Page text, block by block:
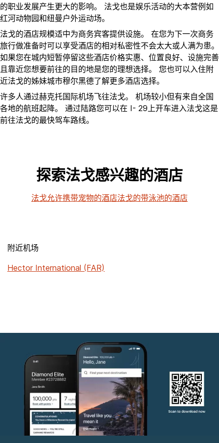
的职业发展产生更大的影响。 法戈也是娱乐活动的大本营例如
红河动物园和纽曼户外运动场。
法戈的酒店规模适中为商务宾客提供设施。 在您为下一次商务
旅行做准备时可以享受酒店的相对私密性不会太大或人满为患。
如果您在城内短暂停留这些酒店价格实惠、位置良好、设施完善
且靠近您想要前往的目的地是您的理想选择。 您也可以入住附
近法戈的姊妹城市穆尔黑德了解更多酒店选择。
许多人通过赫克托国际机场飞往法戈。 机场较小但有来自全国
各地的航班起降。 通过陆路您可以在 I- 29上开车进入法戈这是
前往法戈的最快驾车路线。
探索法戈感兴趣的酒店
法戈允许携带宠物的酒店法戈的带泳池的酒店
附近机场
Hector International (FAR)